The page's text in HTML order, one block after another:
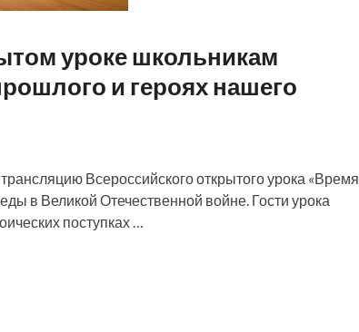
уроке школьникам
и героях нашего
Всероссийского открытого урока «Время
в Великой Отечественной войне. Гости урока
поступках …